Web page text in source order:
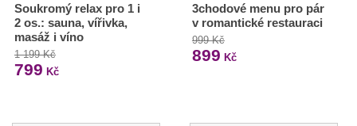
Soukromý relax pro 1 i
2 os.: sauna, vířivka,
masáž i víno
1 199 Kč
799 Kč
3chodové menu pro pár
v romantické restauraci
999 Kč
899 Kč